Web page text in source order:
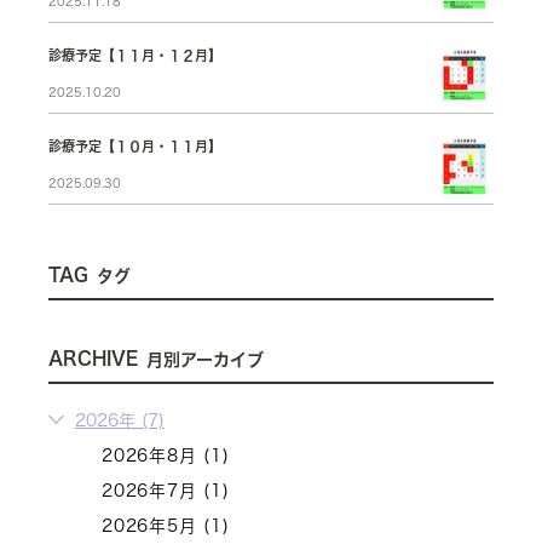
診療予定【１１月・１２月】
2025.10.20
診療予定【１０月・１１月】
2025.09.30
TAG タグ
ARCHIVE 月別アーカイブ
2026年 (7)
2026年8月 (1)
2026年7月 (1)
2026年5月 (1)